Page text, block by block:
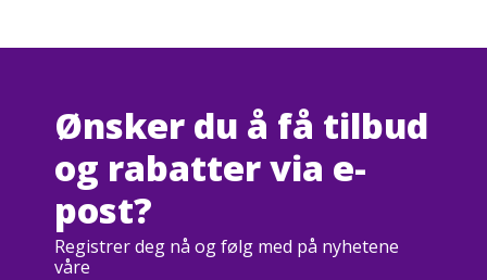
Ønsker du å få tilbud
og rabatter via e-
post?
Registrer deg nå og følg med på nyhetene
våre